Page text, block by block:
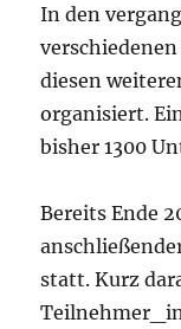
In den
diesen
organisiert.
bisher 1300
Bereits Ende
statt. Kurz